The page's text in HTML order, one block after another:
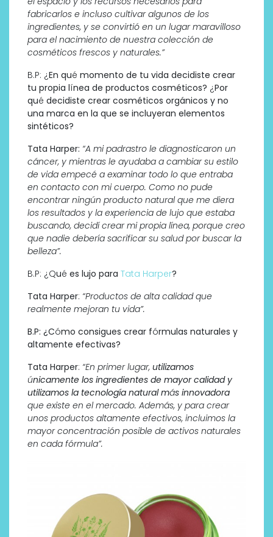
fabricarlos e incluso cultivar algunos de los
ingredientes, y se convirtió en un lugar maravilloso
para el nacimiento de nuestra colección de
cosméticos frescos y naturales.”
B.P: ¿En qué momento de tu vida decidiste crear
tu propia línea de productos cosméticos? ¿Por
qué decidiste crear cosméticos orgánicos y no
una marca en la que se incluyeran elementos
sintéticos?
Tata Harper: “A mi padrastro le diagnosticaron un
cáncer, y mientras le ayudaba a cambiar su estilo
de vida empecé a examinar todo lo que entraba
en contacto con mi cuerpo. Como no pude
encontrar ningún producto natural que me diera
los resultados y la experiencia de lujo que estaba
buscando, decidí crear mi propia línea, porque creo
que nadie debería sacrificar su salud por buscar la
belleza”.
B.P: ¿Qué es lujo para Tata Harper?
Tata Harper: “Productos de alta calidad que
realmente mejoran tu vida”.
B.P: ¿Cómo consigues crear fórmulas naturales y
altamente efectivas?
Tata Harper: “En primer lugar, utilizamos
únicamente los ingredientes de mayor calidad y
utilizamos la tecnología natural más innovadora
que existe en el mercado. Además, y para crear
unos productos altamente efectivos, incluimos la
mayor concentración posible de activos naturales
en cada fórmula”.